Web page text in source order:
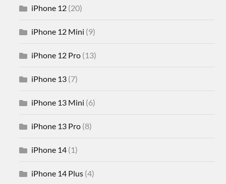
iPhone 12 (20)
iPhone 12 Mini (9)
iPhone 12 Pro (13)
iPhone 13 (7)
iPhone 13 Mini (6)
iPhone 13 Pro (8)
iPhone 14 (1)
iPhone 14 Plus (4)